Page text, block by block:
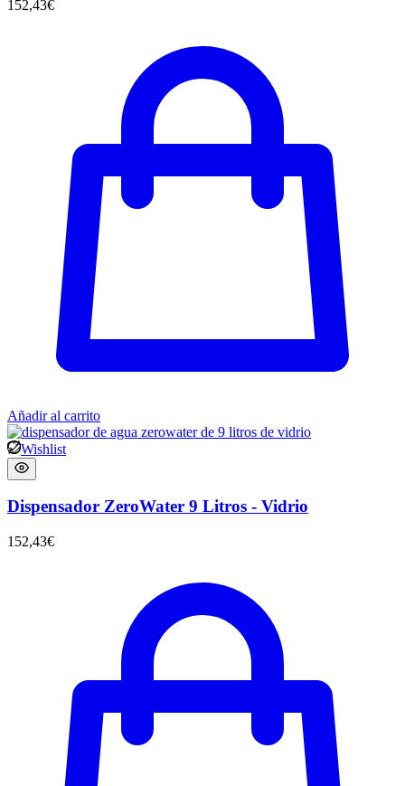
152,43€
Añadir al carrito
Wishlist
Dispensador ZeroWater 9 Litros - Vidrio
152,43€